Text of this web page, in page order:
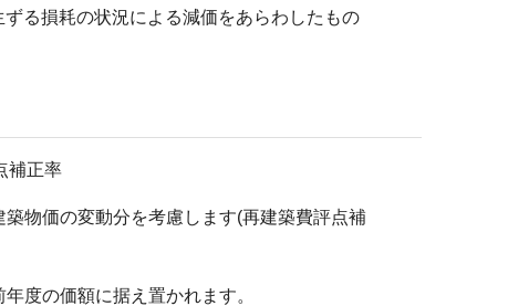
る損耗の状況による減価をあらわしたもの
補正率
物価の変動分を考慮します(再建築費評点補
度の価額に据え置かれます。